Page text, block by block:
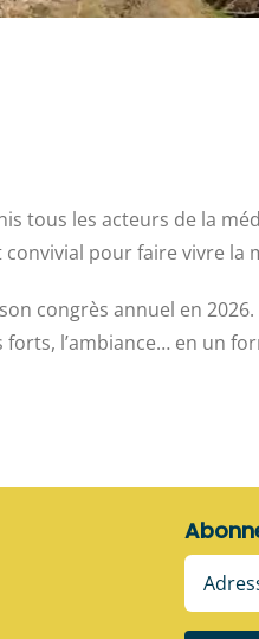
tous les acteurs de la
pour faire vivre la
congrès annuel en 2026.
l’ambiance… en un